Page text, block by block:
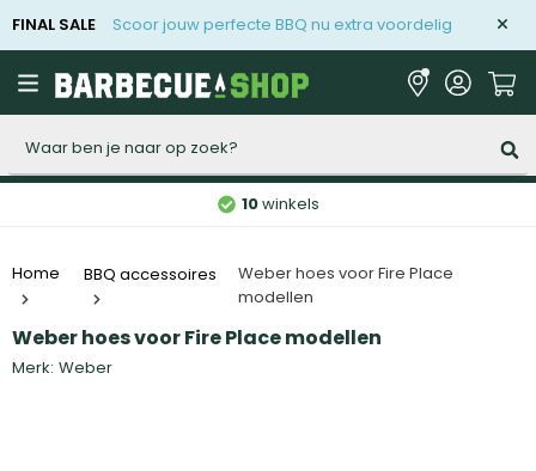
FINAL SALE Scoor jouw perfecte BBQ nu extra voordelig
10winkels
Home BBQ accessoires
Weber hoes voor Fire Place
modellen
Weber hoes voor Fire Place modellen
Merk: Weber